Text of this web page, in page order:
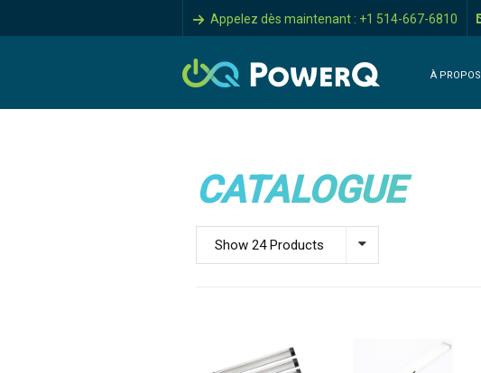
Appelez dès maintenant : +1 514-667-6810
À PROPOS
CATALOGUE
Show 24 Products